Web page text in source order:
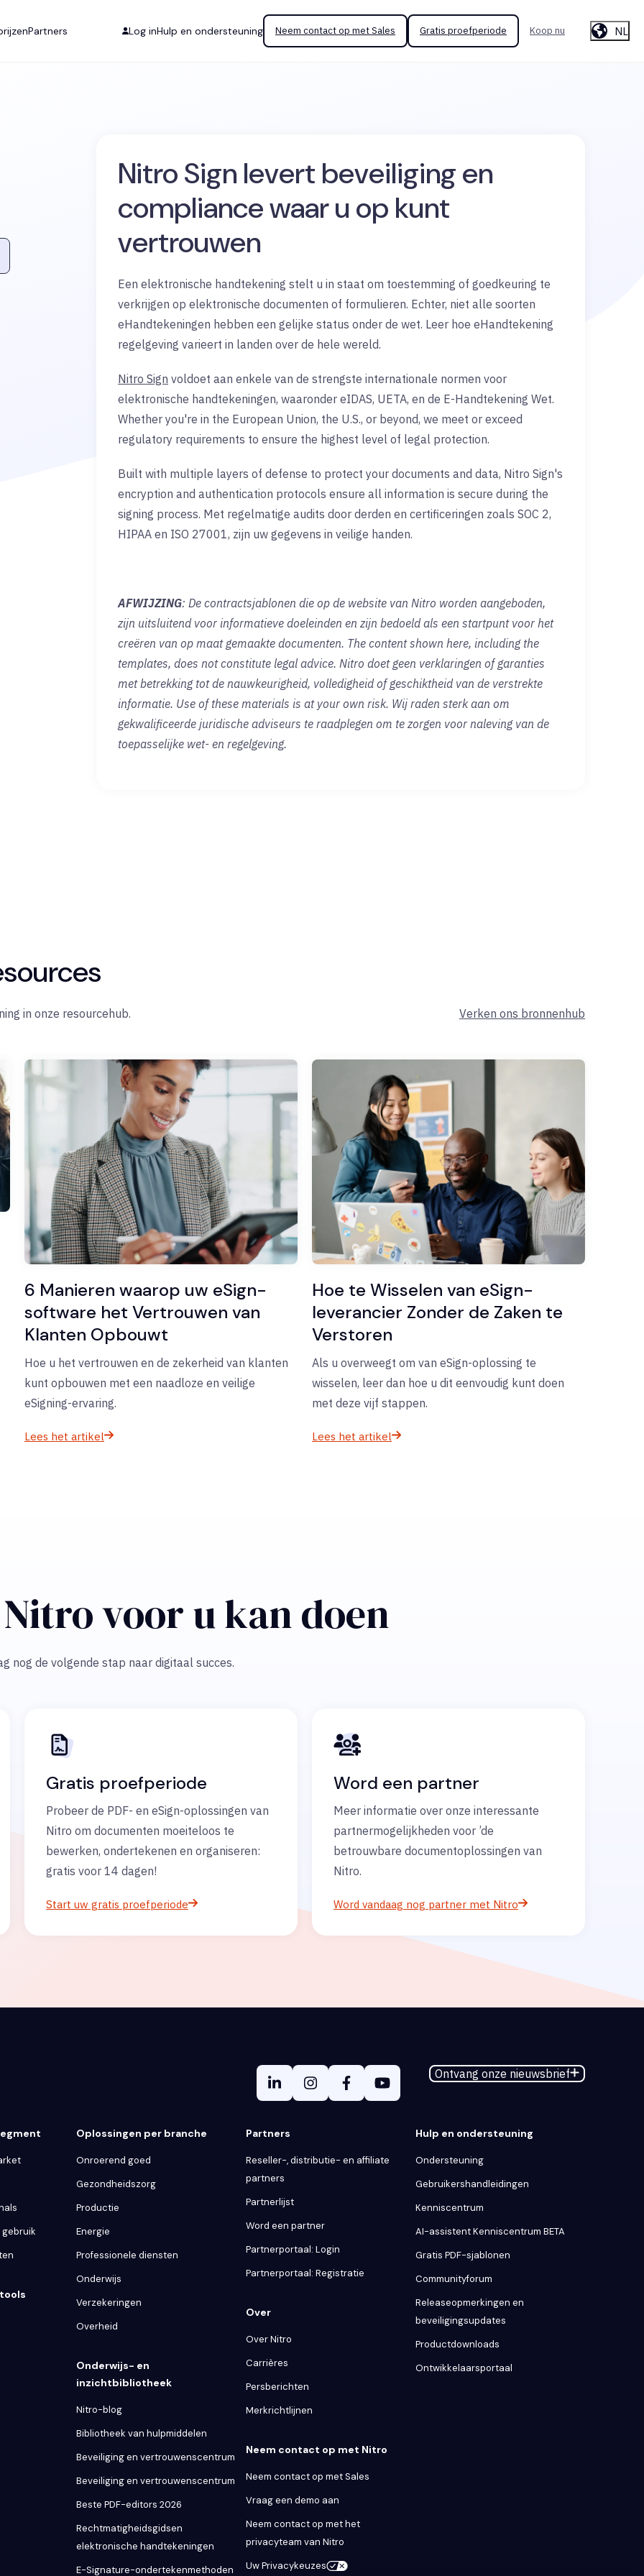
Partners Log inHulp en ondersteuning Neem contact op met Sales Gratis proefperiode Koop nu NL
Nitro Sign levert beveiliging en
compliancewaar u op kunt
vertrouwen
Een elektronische handtekening stelt u in staat om toestemming of goedkeuring te
verkrijgen op elektronische documenten of formulieren. Echter, niet alle soorten
eHandtekeningen hebben een gelijke status onder de wet. Leer hoe eHandtekening
regelgeving varieert in landen over de hele wereld.
Nitro Sign voldoet aan enkele van de strengste internationale normen voor
elektronische handtekeningen, waaronder eIDAS, UETA, en de E-Handtekening Wet.
Whether you're in the European Union, the U.S., or beyond, we meet or exceed
regulatory requirements to ensure the highest level of legal protection.
Built with multiple layers of defense to protect your documents and data, Nitro Sign's
encryption and authentication protocols ensure all information is secure during the
signing process. Met regelmatige audits door derden en certificeringen zoals SOC 2,
HIPAA en ISO 27001, zijn uw gegevens in veilige handen.
AFWIJZING: De contractsjablonen die op de website van Nitro worden aangeboden,
zijn uitsluitend voor informatieve doeleinden en zijn bedoeld als een startpunt voor het
creëren van op maat gemaakte documenten. The content shown here, including the
templates, does not constitute legal advice. Nitro doet geen verklaringen of garanties
met betrekking tot de nauwkeurigheid, volledigheid of geschiktheid van de verstrekte
informatie. Use of these materials is at your own risk. Wij raden sterk aan om
gekwalificeerde juridische adviseurs te raadplegen om te zorgen voor naleving van de
toepasselijke wet- en regelgeving.
in onze resourcehub. Verken ons bronnenhub
6 Manieren waarop uw eSign-
software het Vertrouwen van
Klanten Opbouwt
Hoe u het vertrouwen en de zekerheid van klanten
kunt opbouwen met een naadloze en veilige
eSigning-ervaring.
Lees het artikel
Hoe te Wisselen van eSign-
leverancier Zonder de Zaken te
Verstoren
Als u overweegt om van eSign-oplossing te
wisselen, leer dan hoe u dit eenvoudig kunt doen
met deze vijf stappen.
Lees het artikel
voor u kan doen
nog de volgende stap naar digitaal succes.
Gratis proefperiode
Probeer de PDF- en eSign-oplossingen van
Nitro om documenten moeiteloos te
bewerken, ondertekenen en organiseren:
gratis voor 14 dagen!
Start uw gratis proefperiode
Word een partner
Meer informatie over onze interessante
partnermogelijkheden voor ’de
betrouwbare documentoplossingen van
Nitro.
Word vandaag nog partner met Nitro
Ontvang onze nieuwsbrief
Oplossingen per branche
Onroerend goed
Gezondheidszorg
Productie
Energie
Professionele diensten
Onderwijs
Verzekeringen
Overheid
Onderwijs- en
inzichtbibliotheek
Nitro-blog
Bibliotheek van hulpmiddelen
Beveiliging en vertrouwenscentrum
Beveiliging en vertrouwenscentrum
Beste PDF-editors 2026
Rechtmatigheidsgidsen
elektronische handtekeningen
E-Signature-ondertekenmethoden
Partners
Reseller-, distributie- en affiliate
partners
Partnerlijst
Word een partner
Partnerportaal: Login
Partnerportaal: Registratie
Over
Over Nitro
Carrières
Persberichten
Merkrichtlijnen
Neem contact op met Nitro
Neem contact op met Sales
Vraag een demo aan
Neem contact op met het
privacyteam van Nitro
Uw Privacykeuzes
Hulp en ondersteuning
Ondersteuning
Gebruikershandleidingen
Kenniscentrum
AI-assistent Kenniscentrum BETA
Gratis PDF-sjablonen
Communityforum
Releaseopmerkingen en
beveiligingsupdates
Productdownloads
Ontwikkelaarsportaal